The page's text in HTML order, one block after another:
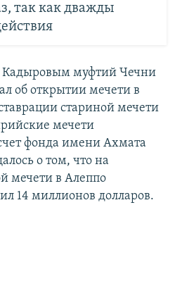
так как дважды
Кадыровым муфтий Чечни
об открытии мечети в
стариной мечети
мечети
фонда имени Ахмата
о том, что на
мечети в Алеппо
14 миллионов долларов.